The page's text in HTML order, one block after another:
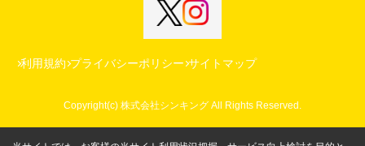
利用規約 プライバシーポリシー サイトマップ
Copyright(c) 株式会社シンキング All Rights Reserved.